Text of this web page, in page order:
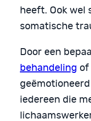
heeft. Ook wel
somatische
Door een
behandeling of
iedereen die